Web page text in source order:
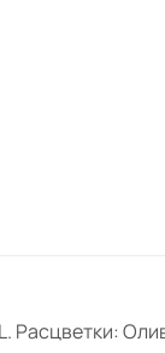
Расцветки: